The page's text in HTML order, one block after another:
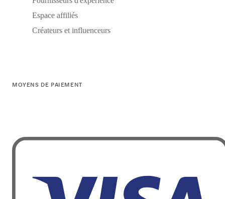
Espace affiliés
Créateurs et influenceurs
MOYENS DE PAIEMENT